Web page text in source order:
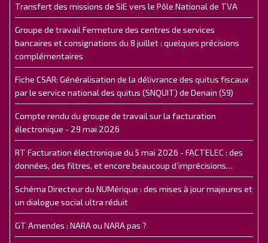
Transfert des missions de SIE vers le Pôle National de TVA
Groupe de travail Fermeture des centres de services
bancaires et consignations du 8 juillet : quelques précisions
complémentaires
Fiche CSAR: Généralisation de la délivrance des quitus fiscaux
par le service national des quitus (SNQUIT) de Denain (59)
Compte rendu du groupe de travail sur la facturation
électronique - 29 mai 2026
RT Facturation électronique du 5 mai 2026 - FACTELEC : des
données, des filtres, et encore beaucoup d’imprécisions…
Schéma Directeur du NUMérique : des mises à jour majeures et
un dialogue social ultra réduit
GT Amendes : NARA ou NARA pas ?